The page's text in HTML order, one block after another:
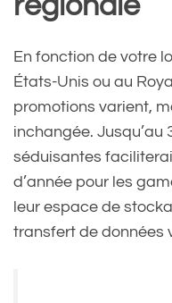
En fonction de votre
États-Unis ou au
promotions varient,
inchangée. Jusqu’au
séduisantes
d’année pour les
leur espace de
transfert de données